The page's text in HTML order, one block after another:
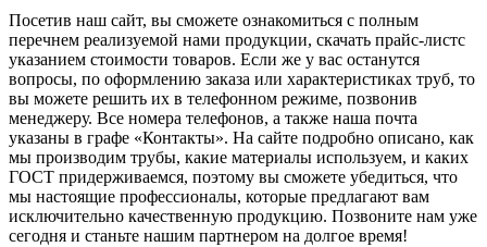
Посетив наш сайт, вы сможете ознакомиться с полным
перечнем реализуемой нами продукции, скачать прайс-листс
указанием стоимости товаров. Если же у вас останутся
вопросы, по оформлению заказа или характеристиках труб, то
вы можете решить их в телефонном режиме, позвонив
менеджеру. Все номера телефонов, а также наша почта
указаны в графе «Контакты». На сайте подробно описано, как
мы производим трубы, какие материалы используем, и каких
ГОСТ придерживаемся, поэтому вы сможете убедиться, что
мы настоящие профессионалы, которые предлагают вам
исключительно качественную продукцию. Позвоните нам уже
сегодня и станьте нашим партнером на долгое время!